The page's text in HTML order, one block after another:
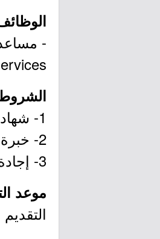
1- شهادة جامعية في الأعمال أو مجال ذات صلة.
2- خبرة لا تقل عن 5 سنوات كمدير تنفيذي لشركة طيران - خدمات العملاء (المطار).
3- إجادة اللغة الإنجليزية تحدثاً وكتابةً بطلاقة.
موعد
التقديم